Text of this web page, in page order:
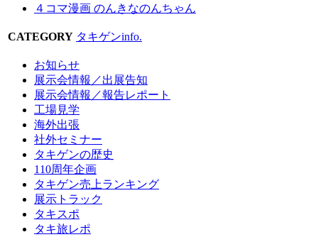
４コマ漫画 のんきなのんちゃん
CATEGORY タキゲンinfo.
お知らせ
展示会情報／出展告知
展示会情報／報告レポート
工場見学
海外出張
社外セミナー
タキゲンの歴史
110周年企画
タキゲン売上ランキング
展示トラック
タキスポ
タキ旅レポ